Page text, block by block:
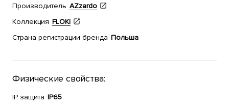
Производитель AZzardo
Коллекция FLOKI
Страна регистрации бренда Польша
Физические свойства:
IP защита IP65